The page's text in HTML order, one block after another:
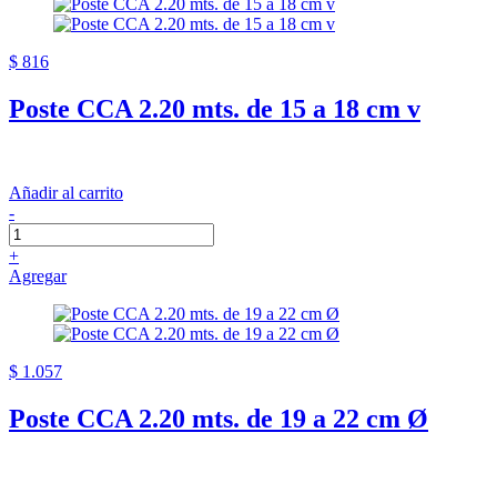
$ 816
Poste CCA 2.20 mts. de 15 a 18 cm v
Añadir al carrito
-
+
Agregar
$ 1.057
Poste CCA 2.20 mts. de 19 a 22 cm Ø